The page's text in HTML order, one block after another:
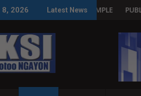
2026 Latest News
IMPLEMENTASYON NG RPVARA
PUBLIKO HINIKAYAT NI